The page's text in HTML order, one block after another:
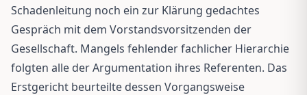
Schadenleitung noch ein zur Klärung gedachtes
Gespräch mit dem Vorstandsvorsitzenden der
Gesellschaft. Mangels fehlender fachlicher Hierarchie
folgten alle der Argumentation ihres Referenten. Das
Erstgericht beurteilte dessen Vorgangsweise